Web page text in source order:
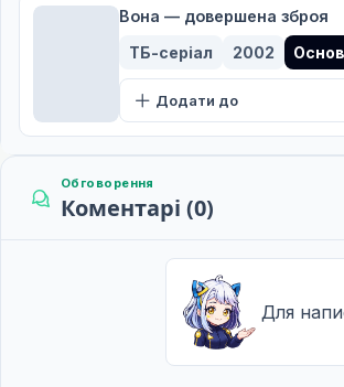
Вона — довершена зброя
ТБ-серіал
2002
Додати до
Обговорення
Коментарі (0)
Для